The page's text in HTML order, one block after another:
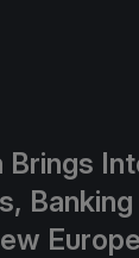
Brings